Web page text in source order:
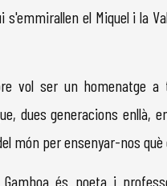
s'emmirallen el Miquel i la
vol ser un homenatge a
dues generacions enllà,
món per ensenyar-nos què
Gamboa és poeta i